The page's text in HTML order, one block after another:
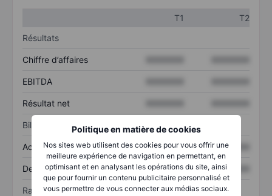
Politique en matière de cookies
Nos sites web utilisent des cookies pour vous offrir une
meilleure expérience de navigation en permettant, en
optimisant et en analysant les opérations du site, ainsi
que pour fournir un contenu publicitaire personnalisé et
vous permettre de vous connecter aux médias sociaux.
T1
T2
Résultats
Chiffre d’affaires
EBITDA
Résultat net
Bilan
Actif total XXXXXXX XXXXXXX
Dette totale XXXXXXX XXXXXXX
Ratios